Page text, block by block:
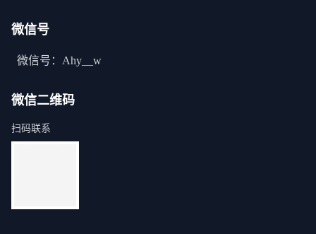
微信号
微信号：Ahy__w
微信二维码
扫码联系